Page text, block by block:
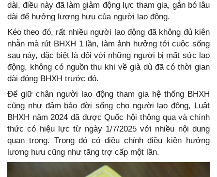
dài, điều này đã làm giảm động lực tham gia, gắn bó lâu
dài để hưởng lương hưu của người lao động.
Kéo theo đó, rất nhiều người lao động đã không đủ kiên
nhẫn mà rút BHXH 1 lần, làm ảnh hưởng tới cuộc sống
sau này, đặc biệt là đối với những người bị mất sức lao
động, không có nguồn thu khi về già dù đã có thời gian
dài đóng BHXH trước đó.
Để giữ chân người lao động tham gia hệ thống BHXH
cũng như đảm bảo đời sống cho người lao động, Luật
BHXH năm 2024 đã được Quốc hội thông qua và chính
thức có hiệu lực từ ngày 1/7/2025 với nhiều nội dung
quan trọng. Trong đó có điều chỉnh điều kiện hưởng
lương hưu cũng như tăng trợ cấp một lần.